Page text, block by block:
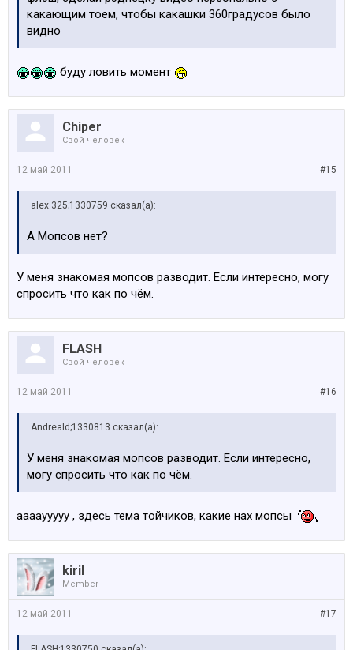
какающим тоем, чтобы какашки 360градусов было
видно
буду ловить момент
Chiper
Свой человек
#15
12 май 2011
alex.325;1330759 сказал(а):
А Мопсов нет?
У меня знакомая мопсов разводит. Если интересно, могу
спросить что как по чём.
FLASH
Свой человек
#16
12 май 2011
Andreald;1330813 сказал(а):
У меня знакомая мопсов разводит. Если интересно,
могу спросить что как по чём.
ааааууууу , здесь тема тойчиков, какие нах мопсы
kiril
Member
#17
12 май 2011